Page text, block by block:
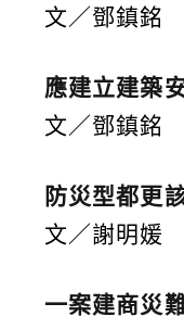
文／鄧鎮銘
應建立建築
文／鄧鎮銘
防災型都更
文／謝明媛
一案建商災